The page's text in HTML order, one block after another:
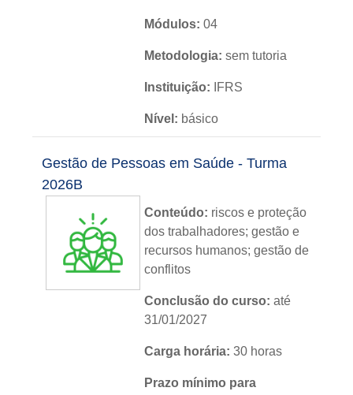
Módulos: 04
Metodologia: sem tutoria
Instituição: IFRS
Nível: básico
Gestão de Pessoas em Saúde - Turma
2026B
Conteúdo: riscos e proteção
dos trabalhadores; gestão e
recursos humanos; gestão de
conflitos
Conclusão do curso: até
31/01/2027
Carga horária: 30 horas
Prazo mínimo para